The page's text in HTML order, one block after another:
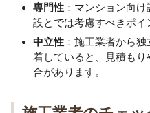
専門性 ：マンション向
設とでは考慮すべきポイ
中立性 ：施工業者から
着していると、見積も
合があります。